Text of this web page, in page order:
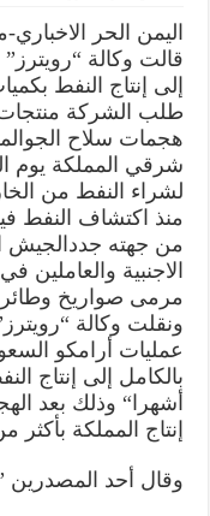
اليمن الحر الاخباري-
قالت وكالة
إلى إنتاج النفط
طلب الشركة
هجمات سلاح
شرقي المملكة يوم
لشراء النفط من
منذ اكتشاف النفط
من جهته جددالجيش
الاجنبية والعاملين
مرمى صواريخ
ونقلت وكالة
عمليات أرامكو
بالكامل إلى إنتاج
أشهرا“ وذلك بعد
إنتاج المملكة
وقال أحد المصدرين